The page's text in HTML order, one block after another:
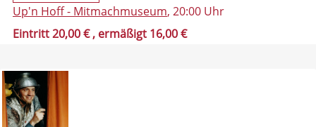
Up'n Hoff - Mitmachmuseum, 20:00 Uhr
Eintritt 20,00 €, ermäßigt 16,00 €